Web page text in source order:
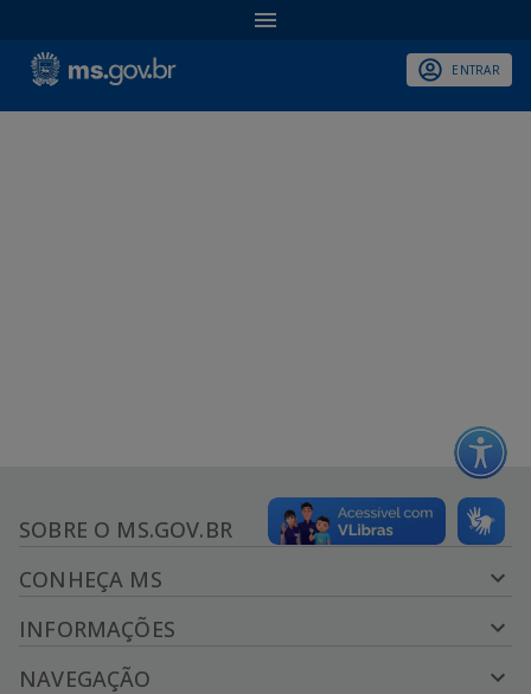
ENTRAR
SOBRE O MS.GOV.BR
CONHEÇA MS
INFORMAÇÕES
NAVEGAÇÃO